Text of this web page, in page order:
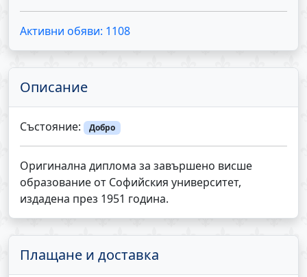
Активни обяви: 1108
Описание
Състояние: Добро
Оригинална диплома за завършено висше
образование от Софийския университет,
издадена през 1951 година.
Плащане и доставка